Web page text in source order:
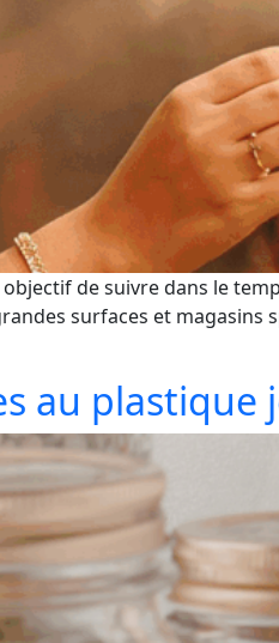
de suivre dans le
surfaces et magasins
au plastique